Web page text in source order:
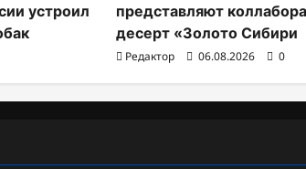
устроил
представляют
десерт «Золото Сибири
Редактор 06.08.2026 0